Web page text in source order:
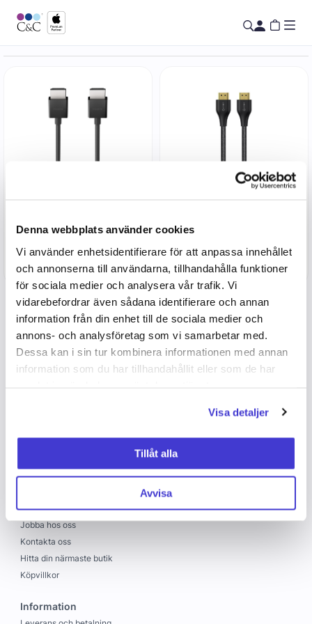
Denna webbplats använder cookies
Vi använder enhetsidentifierare för att anpassa innehållet
och annonserna till användarna, tillhandahålla funktioner
för sociala medier och analysera vår trafik. Vi
vidarebefordrar även sådana identifierare och annan
information från din enhet till de sociala medier och
annons- och analysföretag som vi samarbetar med.
Dessa kan i sin tur kombinera informationen med annan
information som du har tillhandahållit eller som de har
Visa detaljer
Tillåt alla
Avvisa
Belkin Ultra High Speed 8K
4K@120HZ - 2m
399 kr
eSTUFF HDMI 2.1 Cable 8K
99kr
VISA FLER
Om oss
Jobba hos oss
Kontakta oss
Hitta din närmaste butik
Köpvillkor
Information